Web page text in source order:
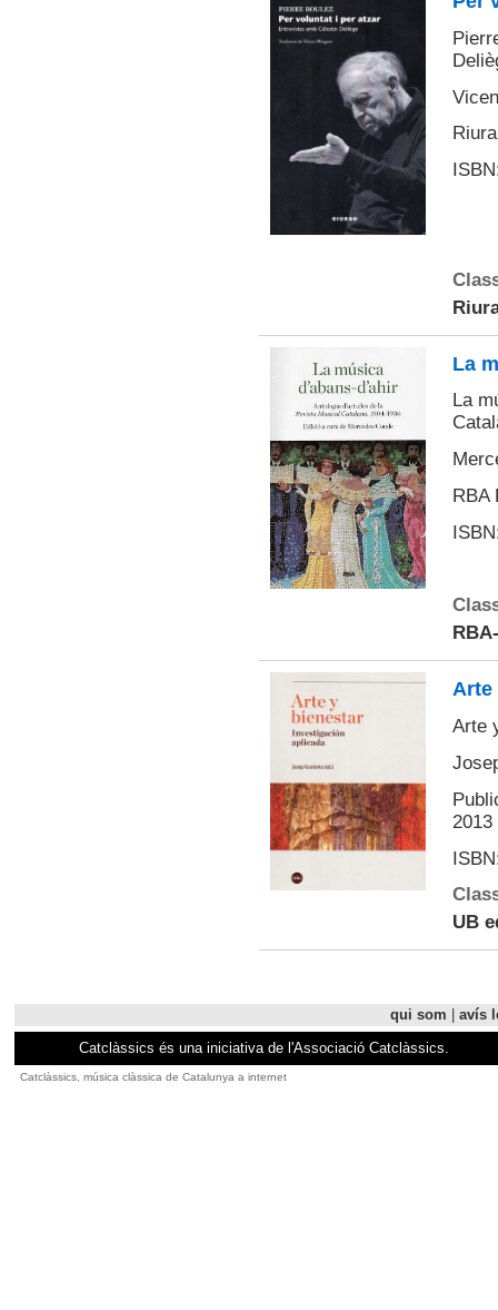
La
La
RBA
Arte
Arte
2013
UB
qui som
avís
Catclàssics és una iniciativa de l'Associació Catclàssics.
Catclàssics, música clàssica de Catalunya a internet